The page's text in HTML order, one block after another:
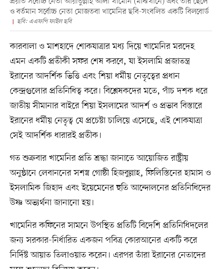
ও বর্তমান সর্বোচ্চ নেতা মোজতবা খামেনির ছবি-সংবলিত একটি বিলবোর্ড
ছবি: এএফপি ফাইল ছবি
কারবালা ও মাশহাদে শোকযাত্রার মধ্য দিয়ে খামেনির মরদেহ
এমন একটি প্রতীকী সফর শেষ করবে, যা ইসলামি প্রজাতন্ত্র
ইরানের আদর্শিক ভিত্তি এবং শিয়া ধর্মীয় নেতৃত্বের প্রধান
কেন্দ্রগুলোর প্রতিনিধিত্ব করে। বিশ্লেষকদের মতে, পাঁচ দশক ধরে
জাতীয় সীমানার বাইরে শিয়া ইসলামের আদর্শ ও প্রভাব বিস্তারে
ইরানের ধর্মীয় নেতৃত্ব যে প্রচেষ্টা চালিয়ে এসেছে, এই শোকযাত্রা
সেই আদর্শিক ধারারই প্রতীক।
গত শুক্রবার খামেনির প্রতি শ্রদ্ধা জানাতে আয়োজিত রাষ্ট্রীয়
অনুষ্ঠানে লেবাননের সশস্ত্র গোষ্ঠী হিজবুল্লাহ, ফিলিস্তিনের হামাস ও
ইসলামিক জিহাদ এবং ইয়েমেনের হুতি আন্দোলনের প্রতিনিধিদের
উষ্ণ অভ্যর্থনা জানানো হয়।
খামেনির কফিনের সামনে উপস্থিত প্রতিটি বিদেশি প্রতিনিধিদলের
জন্য সরকার-নির্ধারিত একজন পবিত্র কোরআনের একটি করে
নির্দিষ্ট আয়াত তিলাওয়াত করেন। এরপর তাঁরা ইরানের নেতাদের